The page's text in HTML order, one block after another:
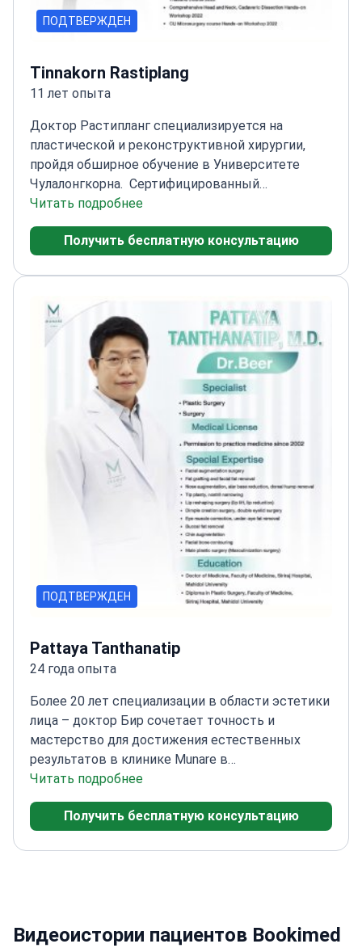
ПОДТВЕРЖДЕН
Tinnakorn Rastiplang
11 лет опыта
Доктор Растипланг специализируется на
пластической и реконструктивной хирургии,
пройдя обширное обучение в Университете
Чулалонгкорна. Сертифицированный
специалист с медицинской лицензией с 2015
годаПрошел обучение по комплексной
эстетической хирургии груди и
изучения передовых методикЭксперт в области
кадаверных диссекционных семинаров для
обеспечения точности
Читать подробнее
Получить бесплатную консультацию
ПОДТВЕРЖДЕН
Pattaya Tanthanatip
24 года опыта
Более 20 лет специализации в области эстетики
лица – доктор Бир сочетает точность и
мастерство для достижения естественных
результатов в клинике Munare в
Чиангмае. Эксперт в области удаления жира с
лица и методов липофилингаДиплом
пластического хирурга больницы Сирират,
Читать подробнее
Получить бесплатную консультацию
Видеоистории пациентов Bookimed